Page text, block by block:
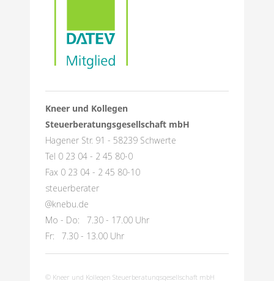
Kneer und Kollegen
Steuerberatungsgesellschaft mbH
Hagener Str. 91 - 58239 Schwerte
Tel 0 23 04 - 2 45 80-0
Fax 0 23 04 - 2 45 80-10
steuerberater
@knebu.de
Mo - Do: 7.30 - 17.00 Uhr
Fr: 7.30 - 13.00 Uhr
© Kneer und Kollegen Steuerberatungsgesellschaft mbH